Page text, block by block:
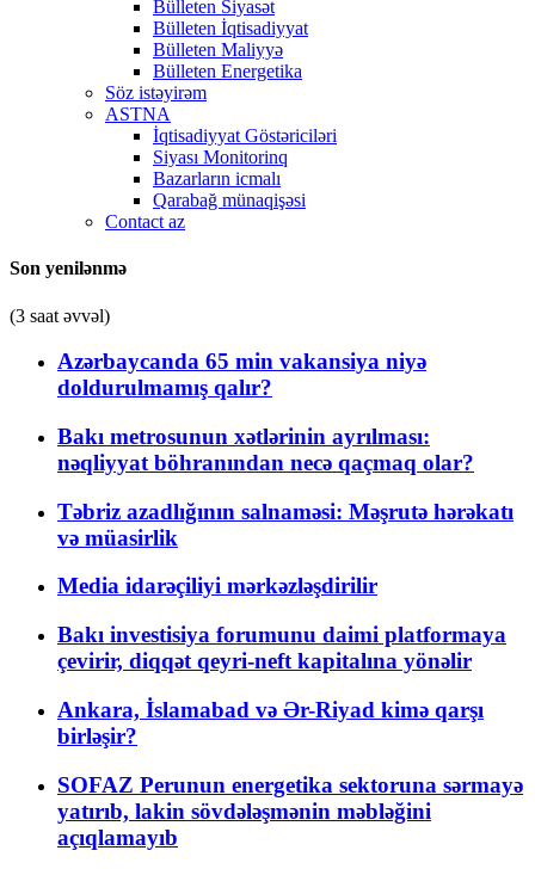
Bülleten Siyasət
Bülleten İqtisadiyyat
Bülleten Maliyyə
Bülleten Energetika
Söz istəyirəm
ASTNA
İqtisadiyyat Göstəriciləri
Siyası Monitorinq
Bazarların icmalı
Qarabağ münaqişəsi
Contact az
Son yenilənmə
(3 saat əvvəl)
Azərbaycanda 65 min vakansiya niyə
doldurulmamış qalır?
Bakı metrosunun xətlərinin ayrılması:
nəqliyyat böhranından necə qaçmaq olar?
Təbriz azadlığının salnaməsi: Məşrutə hərəkatı
və müasirlik
Media idarəçiliyi mərkəzləşdirilir
Bakı investisiya forumunu daimi platformaya
çevirir, diqqət qeyri-neft kapitalına yönəlir
Ankara, İslamabad və Ər-Riyad kimə qarşı
birləşir?
SOFAZ Perunun energetika sektoruna sərmayə
yatırıb, lakin sövdələşmənin məbləğini
açıqlamayıb